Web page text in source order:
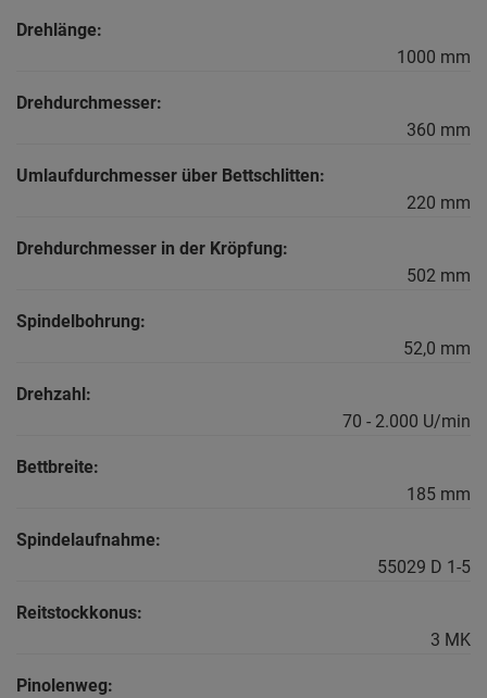
Drehlänge:
1000 mm
Drehdurchmesser:
360 mm
Umlaufdurchmesser über Bettschlitten:
220 mm
Drehdurchmesser in der Kröpfung:
502 mm
Spindelbohrung:
52,0 mm
Drehzahl:
70 - 2.000 U/min
Bettbreite:
185 mm
Spindelaufnahme:
55029 D 1-5
Reitstockkonus:
3 MK
Pinolenweg: